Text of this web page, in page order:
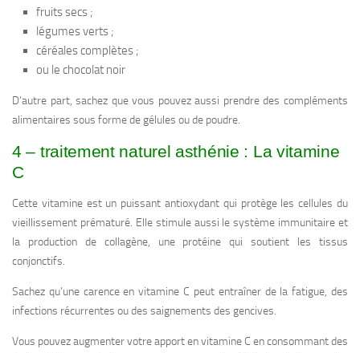
fruits secs ;
légumes verts ;
céréales complètes ;
ou le chocolat noir
D’autre part, sachez que vous pouvez aussi prendre des compléments
alimentaires sous forme de gélules ou de poudre.
4 – traitement naturel asthénie : La vitamine
C
Cette vitamine est un puissant antioxydant qui protège les cellules du
vieillissement prématuré. Elle stimule aussi le système immunitaire et
la production de collagène, une protéine qui soutient les tissus
conjonctifs.
Sachez qu’une carence en vitamine C peut entraîner de la fatigue, des
infections récurrentes ou des saignements des gencives.
Vous pouvez augmenter votre apport en vitamine C en consommant des